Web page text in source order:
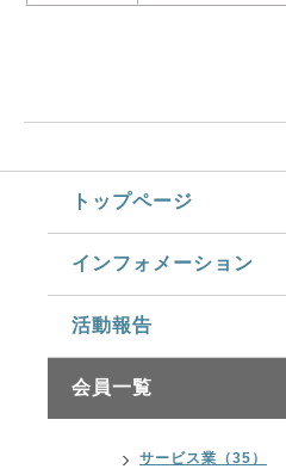
トップページ
インフォメーション
活動報告
会員一覧
サービス業（35）